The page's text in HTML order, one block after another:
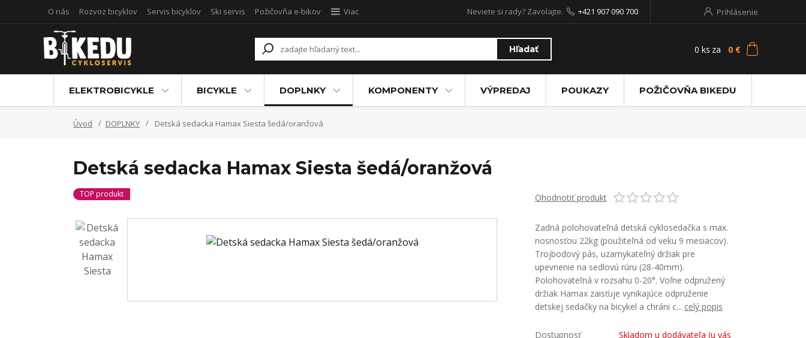
O nás Rozvoz bicyklov Servis bicyklov Ski servis Požičovňa e-bikov Viac Prihlásenie
Hľadať
Neviete si rady? Zavolajte. +421 907 090 700
0 ks za 0 €
ELEKTROBICYKLE BICYKLE DOPLNKY KOMPONENTY VÝPREDAJ POUKAZY POŽIČOVŇA BIKEDU
Úvod DOPLNKY Detská sedacka Hamax Siesta šedá/oranžová
Detská sedacka Hamax Siesta šedá/oranžová
TOP produkt Ohodnotiť produkt
Zadná polohovateľná detská cyklosedačka s max.
nosnosťou 22kg (použiteľná od veku 9 mesiacov).
Trojbodový pás, uzamykateľný držiak pre
upevnenie na sedlovú rúru (28-40mm).
Polohovateľná v rozsahu 0-20°. Voľne odpružený
držiak Hamax zaisťuje vynikajúce odpruženie
detskej sedačky na bicykel a chráni c... celý popis
Dostupnosť
Skladom u dodávateľa (u vás